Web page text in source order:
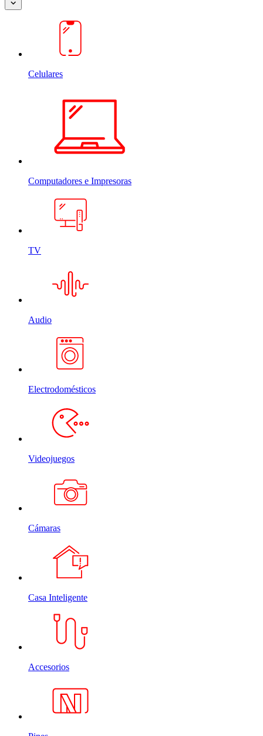
Celulares
Computadores e Impresoras
TV
Audio
Electrodomésticos
Videojuegos
Cámaras
Casa Inteligente
Accesorios